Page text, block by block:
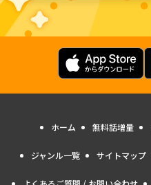
ホーム 無料話増量
ジャンル一覧 サイトマップ